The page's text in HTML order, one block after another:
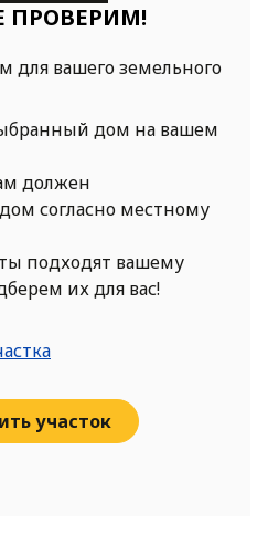
ПРОВЕРИМ!
для вашего земельного
дом на вашем
должен
согласно местному
подходят вашему
их для вас!
участок